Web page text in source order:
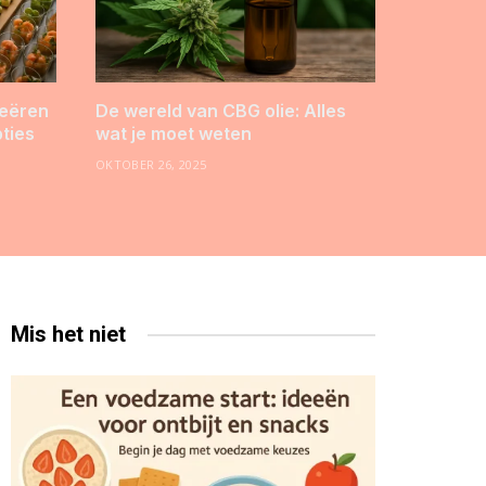
De wereld van CBG olie: Alles
wat je moet weten
OKTOBER 26, 2025
Mis het niet